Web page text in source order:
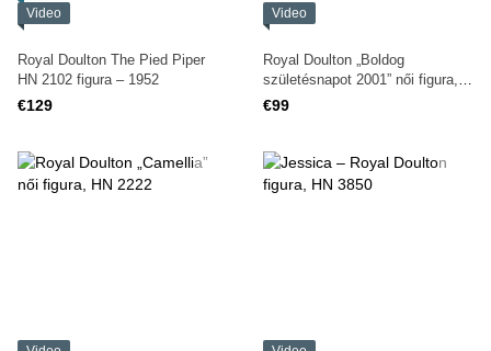
Video
Royal Doulton The Pied Piper
HN 2102 figura – 1952
€129
Video
Royal Doulton „Boldog
születésnapot 2001” női figura,
HN 4308
€99